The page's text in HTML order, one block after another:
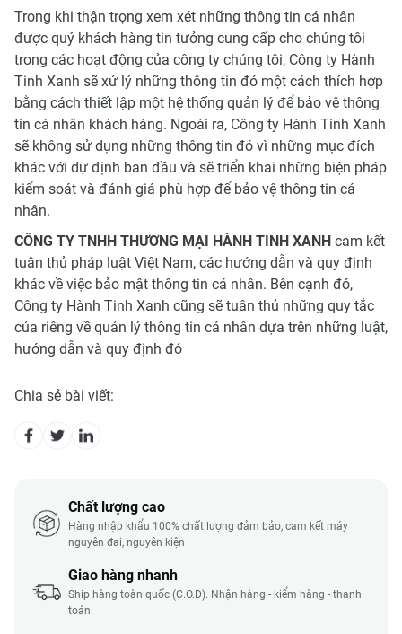
Trong khi thận trọng xem xét những thông tin cá nhân
được quý khách hàng tin tưởng cung cấp cho chúng tôi
trong các hoạt động của công ty chúng tôi, Công ty Hành
Tinh Xanh sẽ xử lý những thông tin đó một cách thích hợp
bằng cách thiết lập một hệ thống quản lý để bảo vệ thông
tin cá nhân khách hàng. Ngoài ra, Công ty Hành Tinh Xanh
sẽ không sử dụng những thông tin đó vì những mục đích
khác với dự định ban đầu và sẽ triển khai những biện pháp
kiểm soát và đánh giá phù hợp để bảo vệ thông tin cá
nhân.
CÔNG TY TNHH THƯƠNG MẠI HÀNH TINH XANH cam kết
tuân thủ pháp luật Việt Nam, các hướng dẫn và quy định
khác về việc bảo mật thông tin cá nhân. Bên cạnh đó,
Công ty Hành Tinh Xanh cũng sẽ tuân thủ những quy tắc
của riêng về quản lý thông tin cá nhân dựa trên những luật,
hướng dẫn và quy định đó
Chia sẻ bài viết:
Chất lượng cao
Hàng nhập khẩu 100% chất lượng đảm bảo, cam kết máy
nguyên đai, nguyên kiện
Giao hàng nhanh
Ship hàng toàn quốc (C.O.D). Nhận hàng - kiểm hàng - thanh
toán.